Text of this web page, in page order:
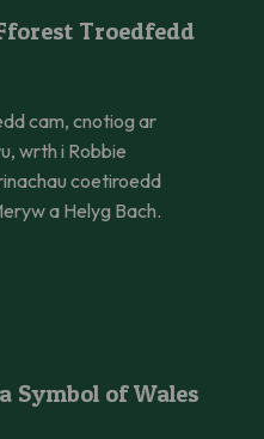
Troedfedd
cam, cnotiog ar
wrth i Robbie
coetiroedd
a Helyg Bach.
Symbol of Wales